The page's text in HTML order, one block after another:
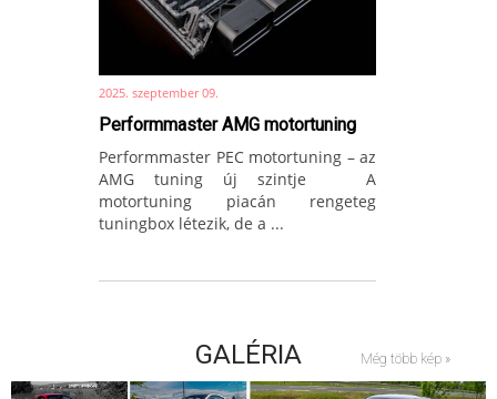
2025. szeptember 09.
Performmaster AMG motortuning
Performmaster PEC motortuning – az
AMG tuning új szintje A
motortuning piacán rengeteg
tuningbox létezik, de a ...
GALÉRIA Még több kép »